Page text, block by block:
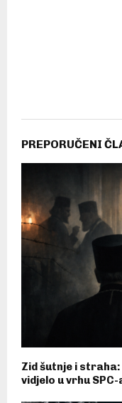
PREPORUČENI
Zid šutnje i
vidjelo u vrhu SPC-